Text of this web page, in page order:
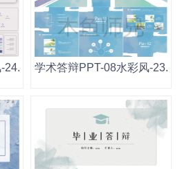
24.pptx学术答辩PPT-08水彩风-